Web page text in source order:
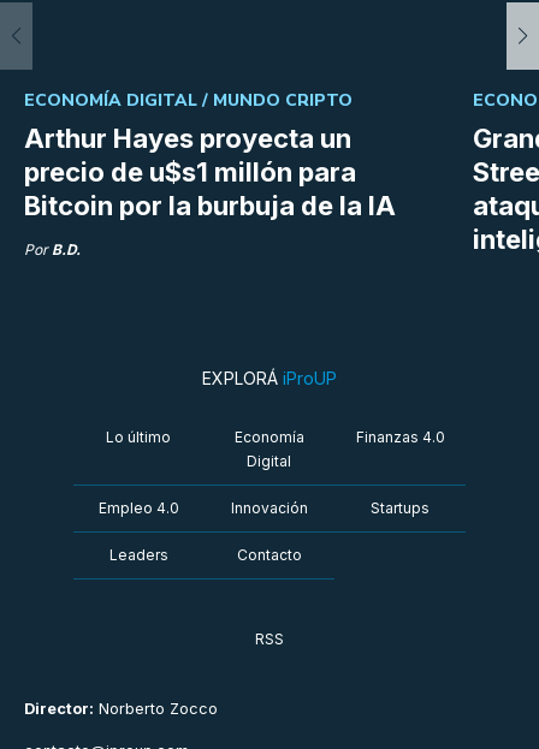
Arthur Hayes proyecta un
precio de u$s1 millón para
Bitcoin por la burbuja de la IA
ECONOMÍA DIGITAL / MUNDO CRIPTO
Por B.D.
Director: Norberto Zocco
EXPLORÁ iProUP
Lo último
Economía
Digital
Finanzas 4.0
Empleo 4.0 Innovación Startups
Leaders Contacto
RSS